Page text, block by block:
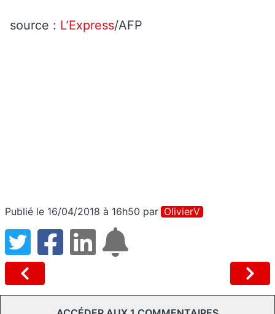
source : L’Express/AFP
Publié le 16/04/2018 à 16h50 par OlivierV